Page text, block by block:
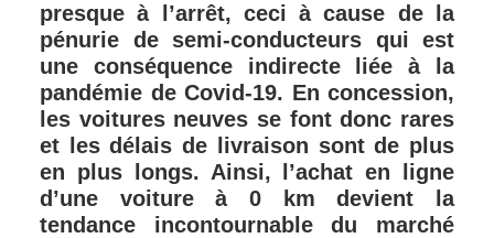
presque à l’arrêt, ceci à cause de la
pénurie de semi-conducteurs qui est
une conséquence indirecte liée à la
pandémie de Covid-19. En concession,
les voitures neuves se font donc rares
et les délais de livraison sont de plus
en plus longs. Ainsi, l’achat en ligne
d’une voiture à 0 km devient la
tendance incontournable du marché